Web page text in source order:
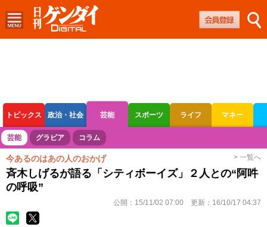
トピックス 政治・社会 芸能 スポーツ ライフ マネー
ボートレース 競輪 オートレース
芸能 グラビア コラム
今あるのはあの人のおかげ > 一覧へ
斉木しげるが語る「シティボーイズ」２人との“阿吽
の呼吸”
公開： 15/11/02 07:00 更新： 16/10/17 04:37